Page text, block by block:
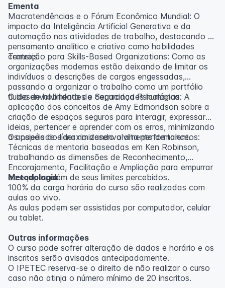
Ementa
Macrotendências e o Fórum Econômico Mundial: O
impacto da Inteligência Artificial Generativa e da
automação nas atividades de trabalho, destacando o
pensamento analítico e criativo como habilidades
centrais.
Transição para Skills-Based Organizations: Como as
organizações modernas estão deixando de limitar os
indivíduos a descrições de cargos engessadas,
passando a organizar o trabalho como um portfólio
fluido de habilidades e capacidades humanas.
O desenvolvimento da Segurança Psicológica: A
aplicação dos conceitos de Amy Edmondson sobre a
criação de espaços seguros para interagir, expressar
ideias, pertencer e aprender com os erros, minimizando
a ansiedade e maximizando a alta performance.
Os papéis do líder no desenvolvimento de talentos:
Técnicas de mentoria baseadas em Ken Robinson,
trabalhando as dimensões de Reconhecimento,
Encorajamento, Facilitação e Ampliação para empurrar
as equipes além de seus limites percebidos.
Metodologia
100% da carga horária do curso são realizadas com
aulas ao vivo.
As aulas podem ser assistidas por computador, celular
ou tablet.
Outras informações
O curso pode sofrer alteração de dados e horário e os
inscritos serão avisados ​​antecipadamente.
O IPETEC reserva-se o direito de não realizar o curso
caso não atinja o número mínimo de 20 inscritos.